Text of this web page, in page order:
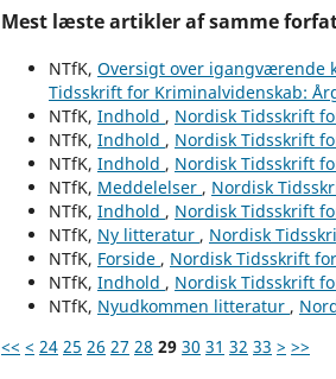
Mest læste artikler af samme
NTfK, Oversigt over igangværende
Tidsskrift for Kriminalvidenskab:
NTfK, Indhold , Nordisk Tidsskrift
NTfK, Indhold , Nordisk Tidsskrift
NTfK, Indhold , Nordisk Tidsskrift
NTfK, Meddelelser , Nordisk
NTfK, Indhold , Nordisk Tidsskrift
NTfK, Ny litteratur , Nordisk
NTfK, Forside , Nordisk Tidsskrift
NTfK, Indhold , Nordisk Tidsskrift
NTfK, Nyudkommen litteratur ,
<< < 24 25 26 27 28 29 30 31 32 33 > >>